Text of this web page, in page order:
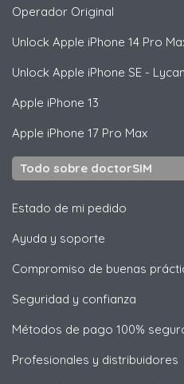
Operador Original
Unlock Apple iPhone 14 Pro
Unlock Apple iPhone SE -
Apple iPhone 13
Apple iPhone 17 Pro Max
Todo sobre doctorSIM
Estado de mi pedido
Ayuda y soporte
Compromiso de buenas
Seguridad y confianza
Métodos de pago 100%
Profesionales y distribuidores